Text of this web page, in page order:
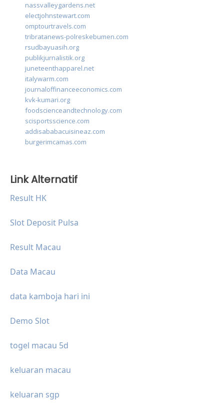
nassvalleygardens.net
electjohnstewart.com
omptourtravels.com
tribratanews-polreskebumen.com
rsudbayuasih.org
publikjurnalistik.org
juneteenthapparel.net
italywarm.com
journaloffinanceeconomics.com
kvk-kumari.org
foodscienceandtechnology.com
scisportsscience.com
addisababacuisineaz.com
burgerimcamas.com
Link Alternatif
Result HK
Slot Deposit Pulsa
Result Macau
Data Macau
data kamboja hari ini
Demo Slot
togel macau 5d
keluaran macau
keluaran sgp